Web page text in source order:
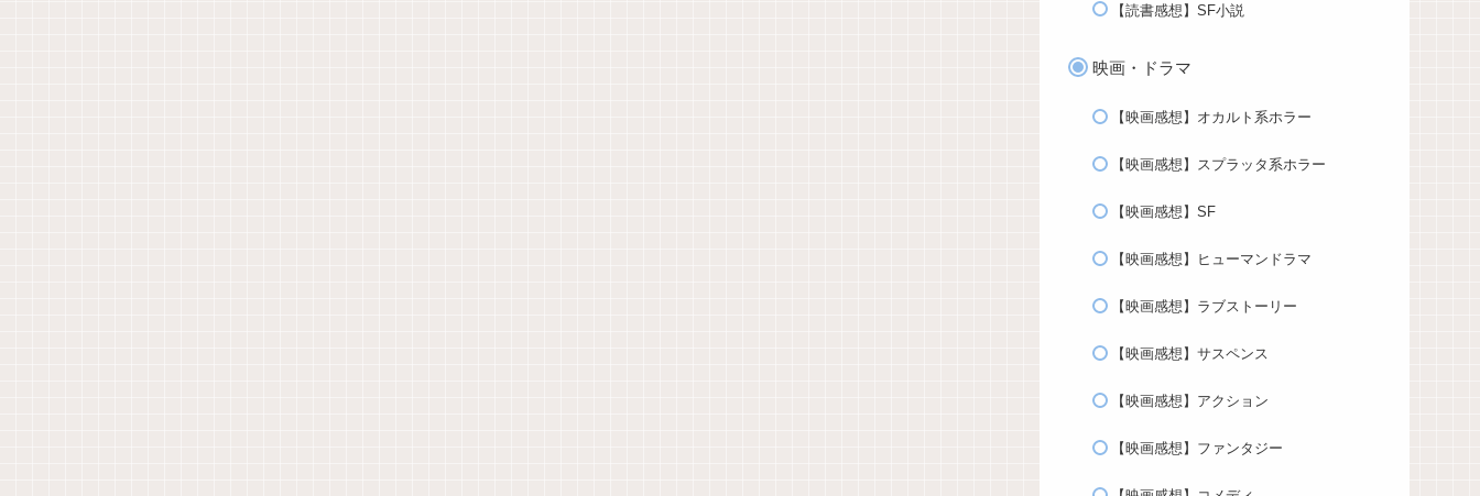
【読書感想】SF小説
映画・ドラマ
【映画感想】オカルト系ホラー
【映画感想】スプラッタ系ホラー
【映画感想】SF
【映画感想】ヒューマンドラマ
【映画感想】ラブストーリー
【映画感想】サスペンス
【映画感想】アクション
【映画感想】ファンタジー